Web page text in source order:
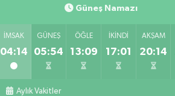
Güneş Namazı
İMSAK
04:14
GÜNEŞ
05:54
ÖĞLE
13:09
İKINDI
17:01
AKŞAM
20:14
Aylık Vakitler